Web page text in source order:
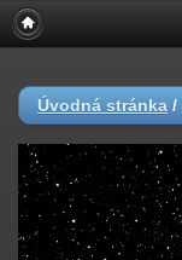
Úvodná stránka /